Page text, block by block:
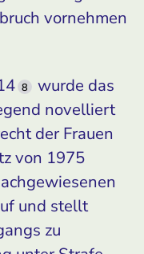
vornehmen
8
wurde das
novelliert
der Frauen
von 1975
und stellt
zu